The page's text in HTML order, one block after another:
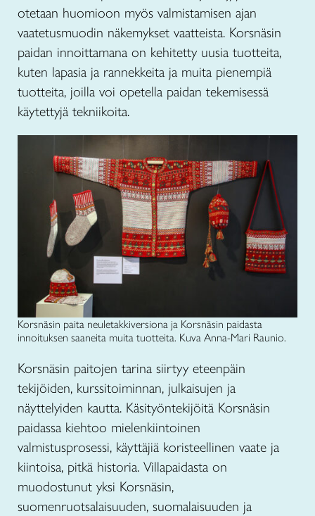
otetaan huomioon myös valmistamisen ajan
vaatetusmuodin näkemykset vaatteista. Korsnäsin
paidan innoittamana on kehitetty uusia tuotteita,
kuten lapasia ja rannekkeita ja muita pienempiä
tuotteita, joilla voi opetella paidan tekemisessä
käytettyjä tekniikoita.
Korsnäsin paita neuletakkiversiona ja Korsnäsin paidasta
innoituksen saaneita muita tuotteita. Kuva Anna-Mari Raunio.
Korsnäsin paitojen tarina siirtyy eteenpäin
tekijöiden, kurssitoiminnan, julkaisujen ja
näyttelyiden kautta. Käsityöntekijöitä Korsnäsin
paidassa kiehtoo mielenkiintoinen
valmistusprosessi, käyttäjiä koristeellinen vaate ja
kiintoisa, pitkä historia. Villapaidasta on
muodostunut yksi Korsnäsin,
suomenruotsalaisuuden, suomalaisuuden ja